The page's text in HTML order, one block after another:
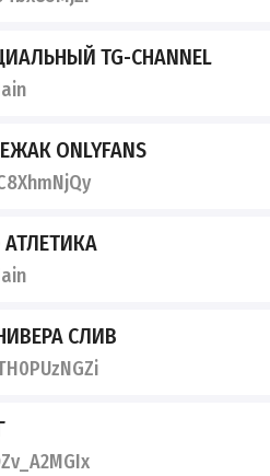
TG-CHANNEL
ONLYFANS
АТЛЕТИКА
СЛИВ